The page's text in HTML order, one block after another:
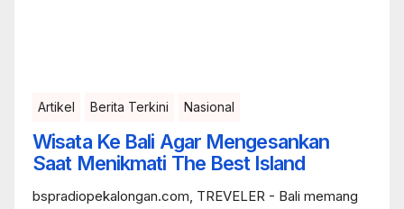
Artikel Berita Terkini Nasional
Wisata Ke Bali Agar Mengesankan
Saat Menikmati The Best Island
bspradiopekalongan.com, TREVELER - Bali memang